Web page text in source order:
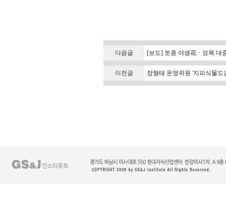
다음글 [보도] 토종 야생花ㆍ묘목 대
이전글 장형태 운영위원 '지피식물도